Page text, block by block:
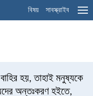
বিষয় সাবস্ক্রাইব
হয়, তাহাই মনুষ্যকে
অন্তঃকরণ হইতে,